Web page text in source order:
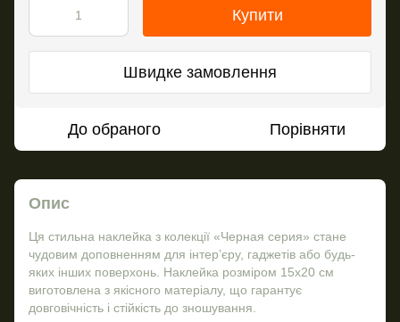
Купити
Швидке замовлення
До обраного Порівняти
Опис
Ця стильна наклейка з колекції «Черная серия» стане
чудовим доповненням для інтер’єру, гаджетів або будь-
яких інших поверхонь. Наклейка розміром 15х20 см
виготовлена з якісного матеріалу, що гарантує
довговічність і стійкість до зношування.